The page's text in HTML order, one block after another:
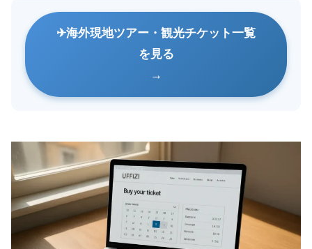
海外現地ツアー・観光チケット一覧
を見る